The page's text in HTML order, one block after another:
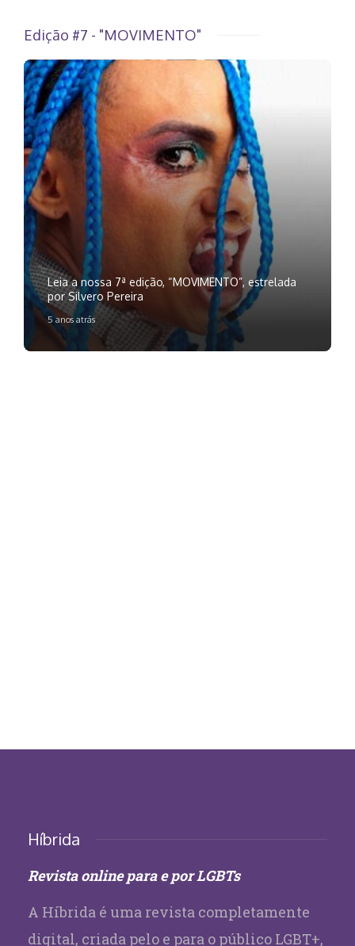
Edição #7 - "MOVIMENTO"
Leia a nossa 7ª edição, “MOVIMENTO”, estrelada
por Silvero Pereira
5 anos atrás
Híbrida
Revista online para e por LGBTs
A Híbrida é uma revista completamente
digital, criada pelo e para o público LGBT+,